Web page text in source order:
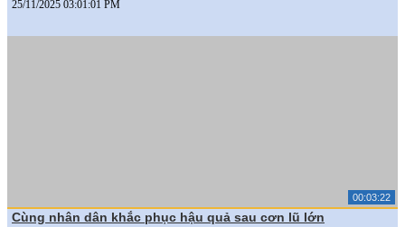
25/11/2025 03:01:01 PM
00:03:22
Cùng nhân dân khắc phục hậu quả sau cơn lũ lớn